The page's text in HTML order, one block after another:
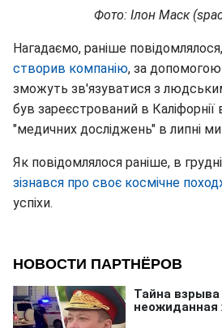
Фото: Ілон Маск
Нагадаємо, раніше
створив компанію, за
зможуть зв'язуватися з
був зареєстрований в Каліфорнії
"медичних досліджень" в липні
Як повідомлялося раніше, в
зізнався про своє космічне
успіхи.